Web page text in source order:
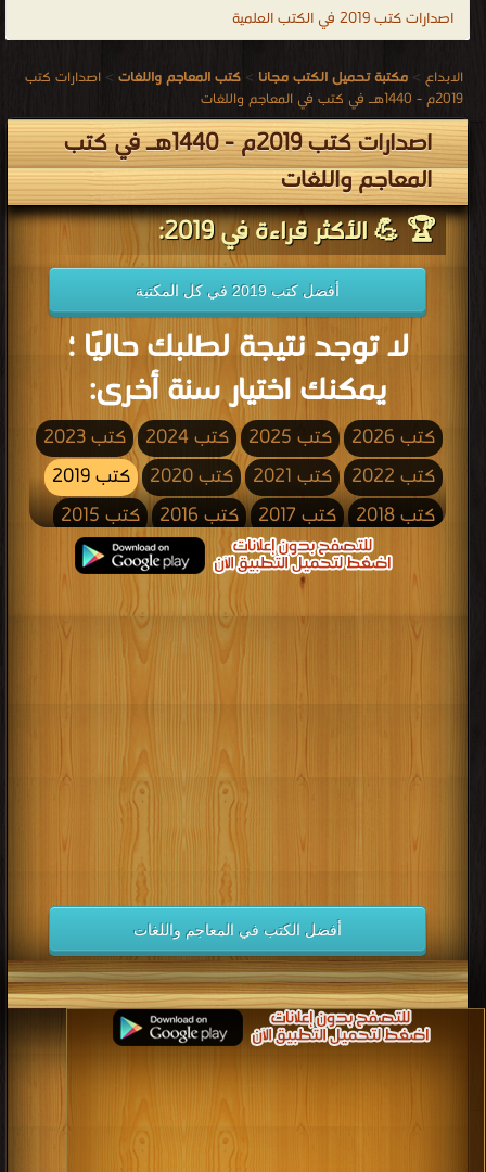
اصدارات كتب 2019 في الكتب العلمية
الابداع > مكتبة تحميل الكتب مجانا > كتب المعاجم واللغات > اصدارات كتب
2019م - 1440هـ في كتب في المعاجم واللغات
اصدارات كتب 2019م - 1440هـ في كتب
المعاجم واللغات
🏆 💪 الأكثر قراءة في 2019:
أفضل كتب 2019 في كل المكتبة
لا توجد نتيجة لطلبك حاليًا ؛
يمكنك اختيار سنة أخرى:
كتب 2026 كتب 2025 كتب 2024
كتب 2023
كتب 2022
كتب 2021 كتب 2020
كتب 2019
كتب 2018
كتب 2017 كتب 2016
كتب 2015
كتب 2013 كتب 2012
كتب 2011
كتب 2009 كتب 2008
كتب 2006
كتب 2005 كتب 2004
كتب 2003
كتب 2000
كتب 1992
كتب 1991
كتب 1990
كتب 1989 كتب 1988
كتب 1987
كتب 1984
كتب 1983
كتب 1980
كتب 1979
كتب 1978
كتب 1977 كتب 1976
كتب 1975
كتب 1974
كتب 1973 كتب 1972
كتب 1971
كتب 1970
كتب 1969 كتب 1968
كتب 1967
كتب 1966
كتب 1965 كتب 1964
كتب 1963
كتب 1962
كتب 1961 كتب 1960
كتب 1959
كتب 1957
كتب 1952
كتب 1951
أفضل الكتب في المعاجم واللغات